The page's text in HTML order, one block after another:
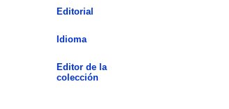
Editorial
Idioma
Editor de la
colección